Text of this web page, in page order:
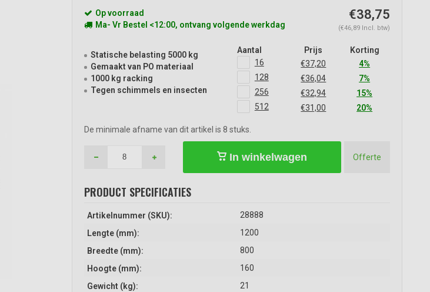
Op voorraad
Ma- Vr Bestel <12:00, ontvang volgende werkdag
€38,75
(€46,89 Incl. btw)
Statische belasting 5000 kg
Gemaakt van PO materiaal
1000 kg racking
Tegen schimmels en insecten
Aantal Prijs
Korting
16
€37,20
4%
128
€36,04
7%
256
€32,94
15%
512
€31,00 20%
De minimale afname van dit artikel is 8 stuks.
In winkelwagen Offerte
PRODUCT SPECIFICATIES
Artikelnummer (SKU):
28888
Lengte (mm):
1200
Breedte (mm):
800
Hoogte (mm):
160
Gewicht (kg):
21